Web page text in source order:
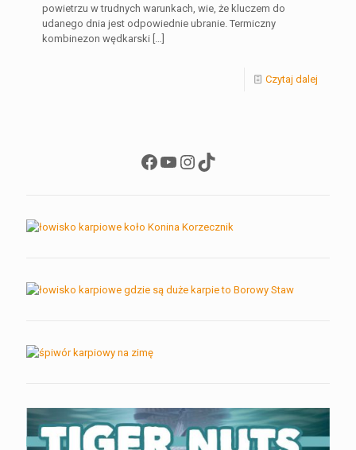
powietrzu w trudnych warunkach, wie, że kluczem do
udanego dnia jest odpowiednie ubranie. Termiczny
kombinezon wędkarski
Czytaj dalej
Facebook
YouTube
Instagram
TikTok